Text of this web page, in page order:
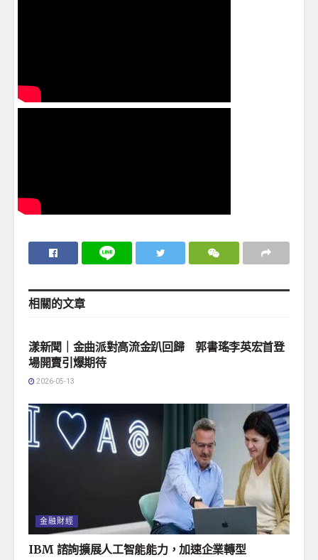
相關的文章
漾新聞｜金曲派對高流金趴回歸 郭書瑤李英宏首登
場開賣引爆期待
2026-05-13
金融財經
IBM 諮詢擴展人工智能能力，加速企業轉型